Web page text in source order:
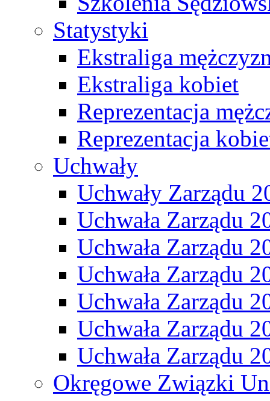
Statystyki
Ekstraliga
Ekstraliga kobiet
Reprezentacja
Reprezentacja
Uchwały
Uchwały Zarządu
Uchwała Zarządu
Uchwała Zarządu
Uchwała Zarządu
Uchwała Zarządu
Uchwała Zarządu
Uchwała Zarządu
Okręgowe Związki